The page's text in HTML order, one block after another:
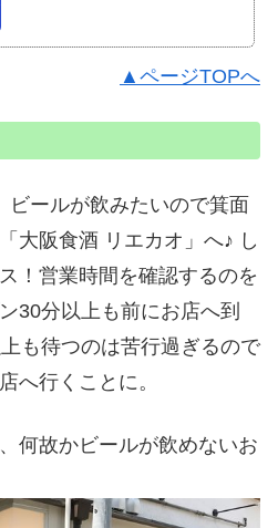
▲ページTOPへ
ビールが飲みたいので箕面
大阪食酒 リエカオ」へ♪ し
！営業時間を確認するのを
30分以上も前にお店へ到
も待つのは苦行過ぎるので
へ行くことに。
何故かビールが飲めないお